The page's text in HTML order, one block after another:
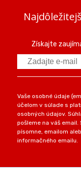
Získajte
Vaše osobné údaje
účelom v súlade s
osobných údajov.
pošleme na váš
písomne, emailom
informačného emailu.